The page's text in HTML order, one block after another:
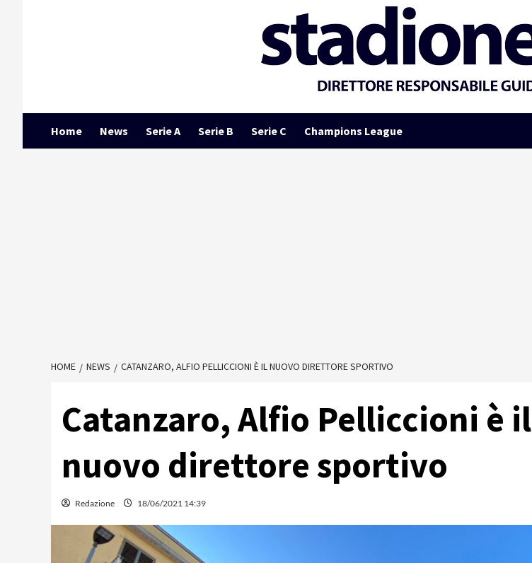
Home News Serie A Serie B Serie C Champions League
HOME NEWS CATANZARO, ALFIO PELLICCIONI È IL NUOVO DIRETTORE SPORTIVO
Catanzaro, Alfio Pelliccioni è il
nuovo direttore sportivo
Redazione 18/06/2021 14:39